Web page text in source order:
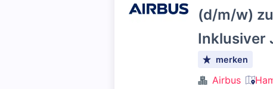
(d/m/w)
Inklusiver
merken
Airbus